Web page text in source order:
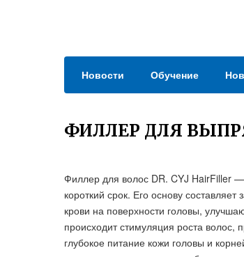
Новости Обучение
ФИЛЛЕР ДЛЯ
Филлер для волос DR. CYJ HairFiller
короткий срок. Его основу
крови на поверхности головы,
происходит стимуляция роста волос,
глубокое питание кожи головы и